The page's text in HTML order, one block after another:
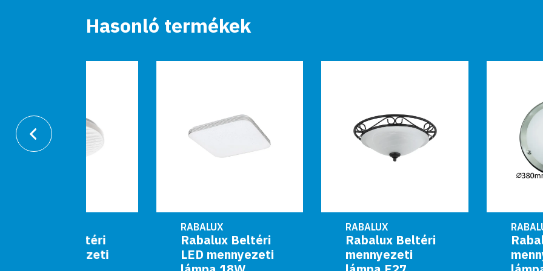
Hasonló termékek
Rabalux Beltéri
LED mennyezeti
Rabalux Beltéri
Rabalux Beltéri